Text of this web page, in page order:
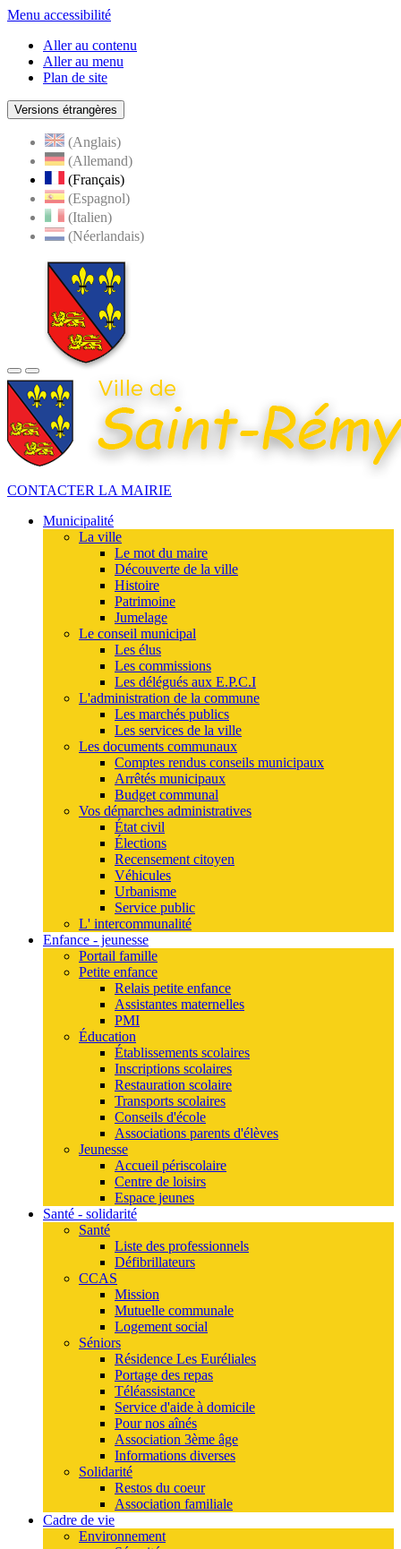
Menu accessibilité
Aller au contenu
Aller au menu
Plan de site
Versions étrangères
(Anglais)
(Allemand)
(Français)
(Espagnol)
(Italien)
(Néerlandais)
CONTACTER LA MAIRIE
Municipalité
La ville
Le mot du maire
Découverte de la ville
Histoire
Patrimoine
Jumelage
Le conseil municipal
Les élus
Les commissions
Les délégués aux E.P.C.I
L'administration de la commune
Les marchés publics
Les services de la ville
Les documents communaux
Comptes rendus conseils municipaux
Arrêtés municipaux
Budget communal
Vos démarches administratives
État civil
Élections
Recensement citoyen
Véhicules
Urbanisme
Service public
L' intercommunalité
Enfance - jeunesse
Portail famille
Petite enfance
Relais petite enfance
Assistantes maternelles
PMI
Éducation
Établissements scolaires
Inscriptions scolaires
Restauration scolaire
Transports scolaires
Conseils d'école
Associations parents d'élèves
Jeunesse
Accueil périscolaire
Centre de loisirs
Espace jeunes
Santé - solidarité
Santé
Liste des professionnels
Défibrillateurs
CCAS
Mission
Mutuelle communale
Logement social
Séniors
Résidence Les Euréliales
Portage des repas
Téléassistance
Service d'aide à domicile
Pour nos aînés
Association 3ème âge
Informations diverses
Solidarité
Restos du coeur
Association familiale
Cadre de vie
Environnement